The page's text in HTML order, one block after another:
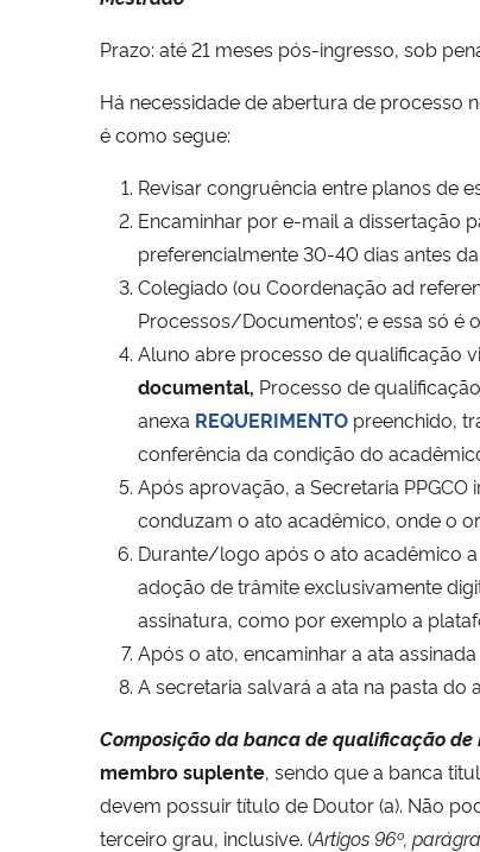
Prazo: até 21 meses pós-ingresso, sob
Há necessidade de abertura de processo
é como segue:
Revisar congruência entre planos de
Encaminhar por e-mail a dissertação
preferencialmente 30-40 dias antes
Colegiado (ou Coordenação ad
Processos/Documentos’; e essa só
Aluno abre processo de qualificação
documental, Processo de
anexa REQUERIMENTO preenchido,
conferência da condição do
Após aprovação, a Secretaria
conduzam o ato acadêmico, onde o
Durante/logo após o ato acadêmico
adoção de trâmite exclusivamente
assinatura, como por exemplo a
Após o ato, encaminhar a ata
A secretaria salvará a ata na pasta do
Composição da banca de qualificação de
membro suplente, sendo que a banca
devem possuir título de Doutor (a). Não
terceiro grau, inclusive. (Artigos 96º,